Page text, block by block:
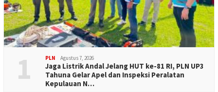
1 PLN Agustus 7, 2026
Jaga Listrik Andal Jelang HUT ke-81 RI, PLN UP3
Tahuna Gelar Apel dan Inspeksi Peralatan
Kepulauan N…